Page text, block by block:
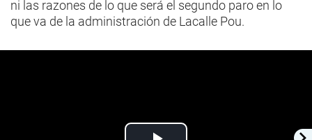
ni las razones de lo que será el segundo paro en lo
que va de la administración de Lacalle Pou.